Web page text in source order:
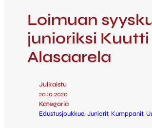
Loimuan
junioriksi Kuutti
Alasaarela
Julkaistu
20.10.2020
Kategoria
Edustusjoukkue, Juniorit, Kumppanit,